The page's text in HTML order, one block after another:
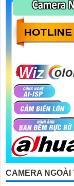
CAMERA